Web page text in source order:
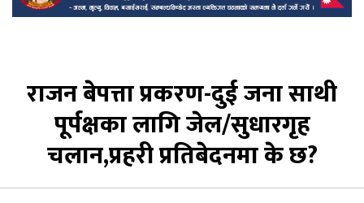
राजन बेपत्ता प्रकरण-दुई जना साथी
पूर्पक्षका लागि जेल/सुधारगृह
चलान,प्रहरी प्रतिबेदनमा के छ?